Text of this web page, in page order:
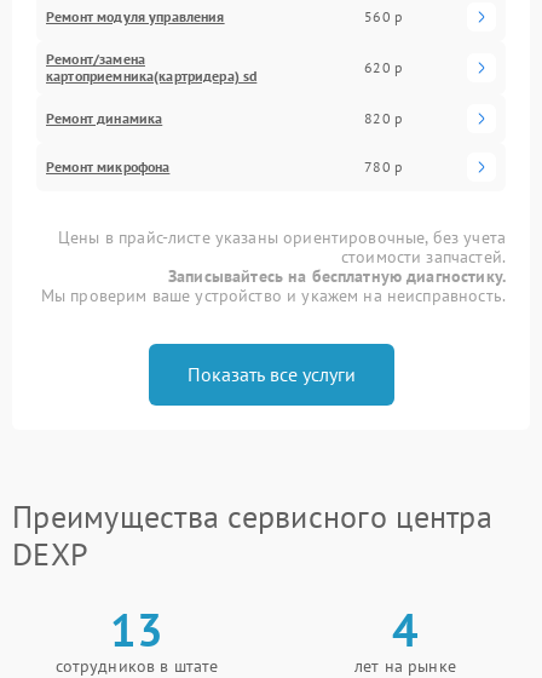
Ремонт модуля управления 560 р
Ремонт/замена
картоприемника(картридера) sd
620 р
Ремонт динамика 820 р
Ремонт микрофона 780 р
Цены в прайс-листе указаны ориентировочные, без учета
стоимости запчастей.
Записывайтесь на бесплатную диагностику.
Мы проверим ваше устройство и укажем на неисправность.
Показать все услуги
Преимущества сервисного центра
DEXP
13
сотрудников в штате
4
лет на рынке